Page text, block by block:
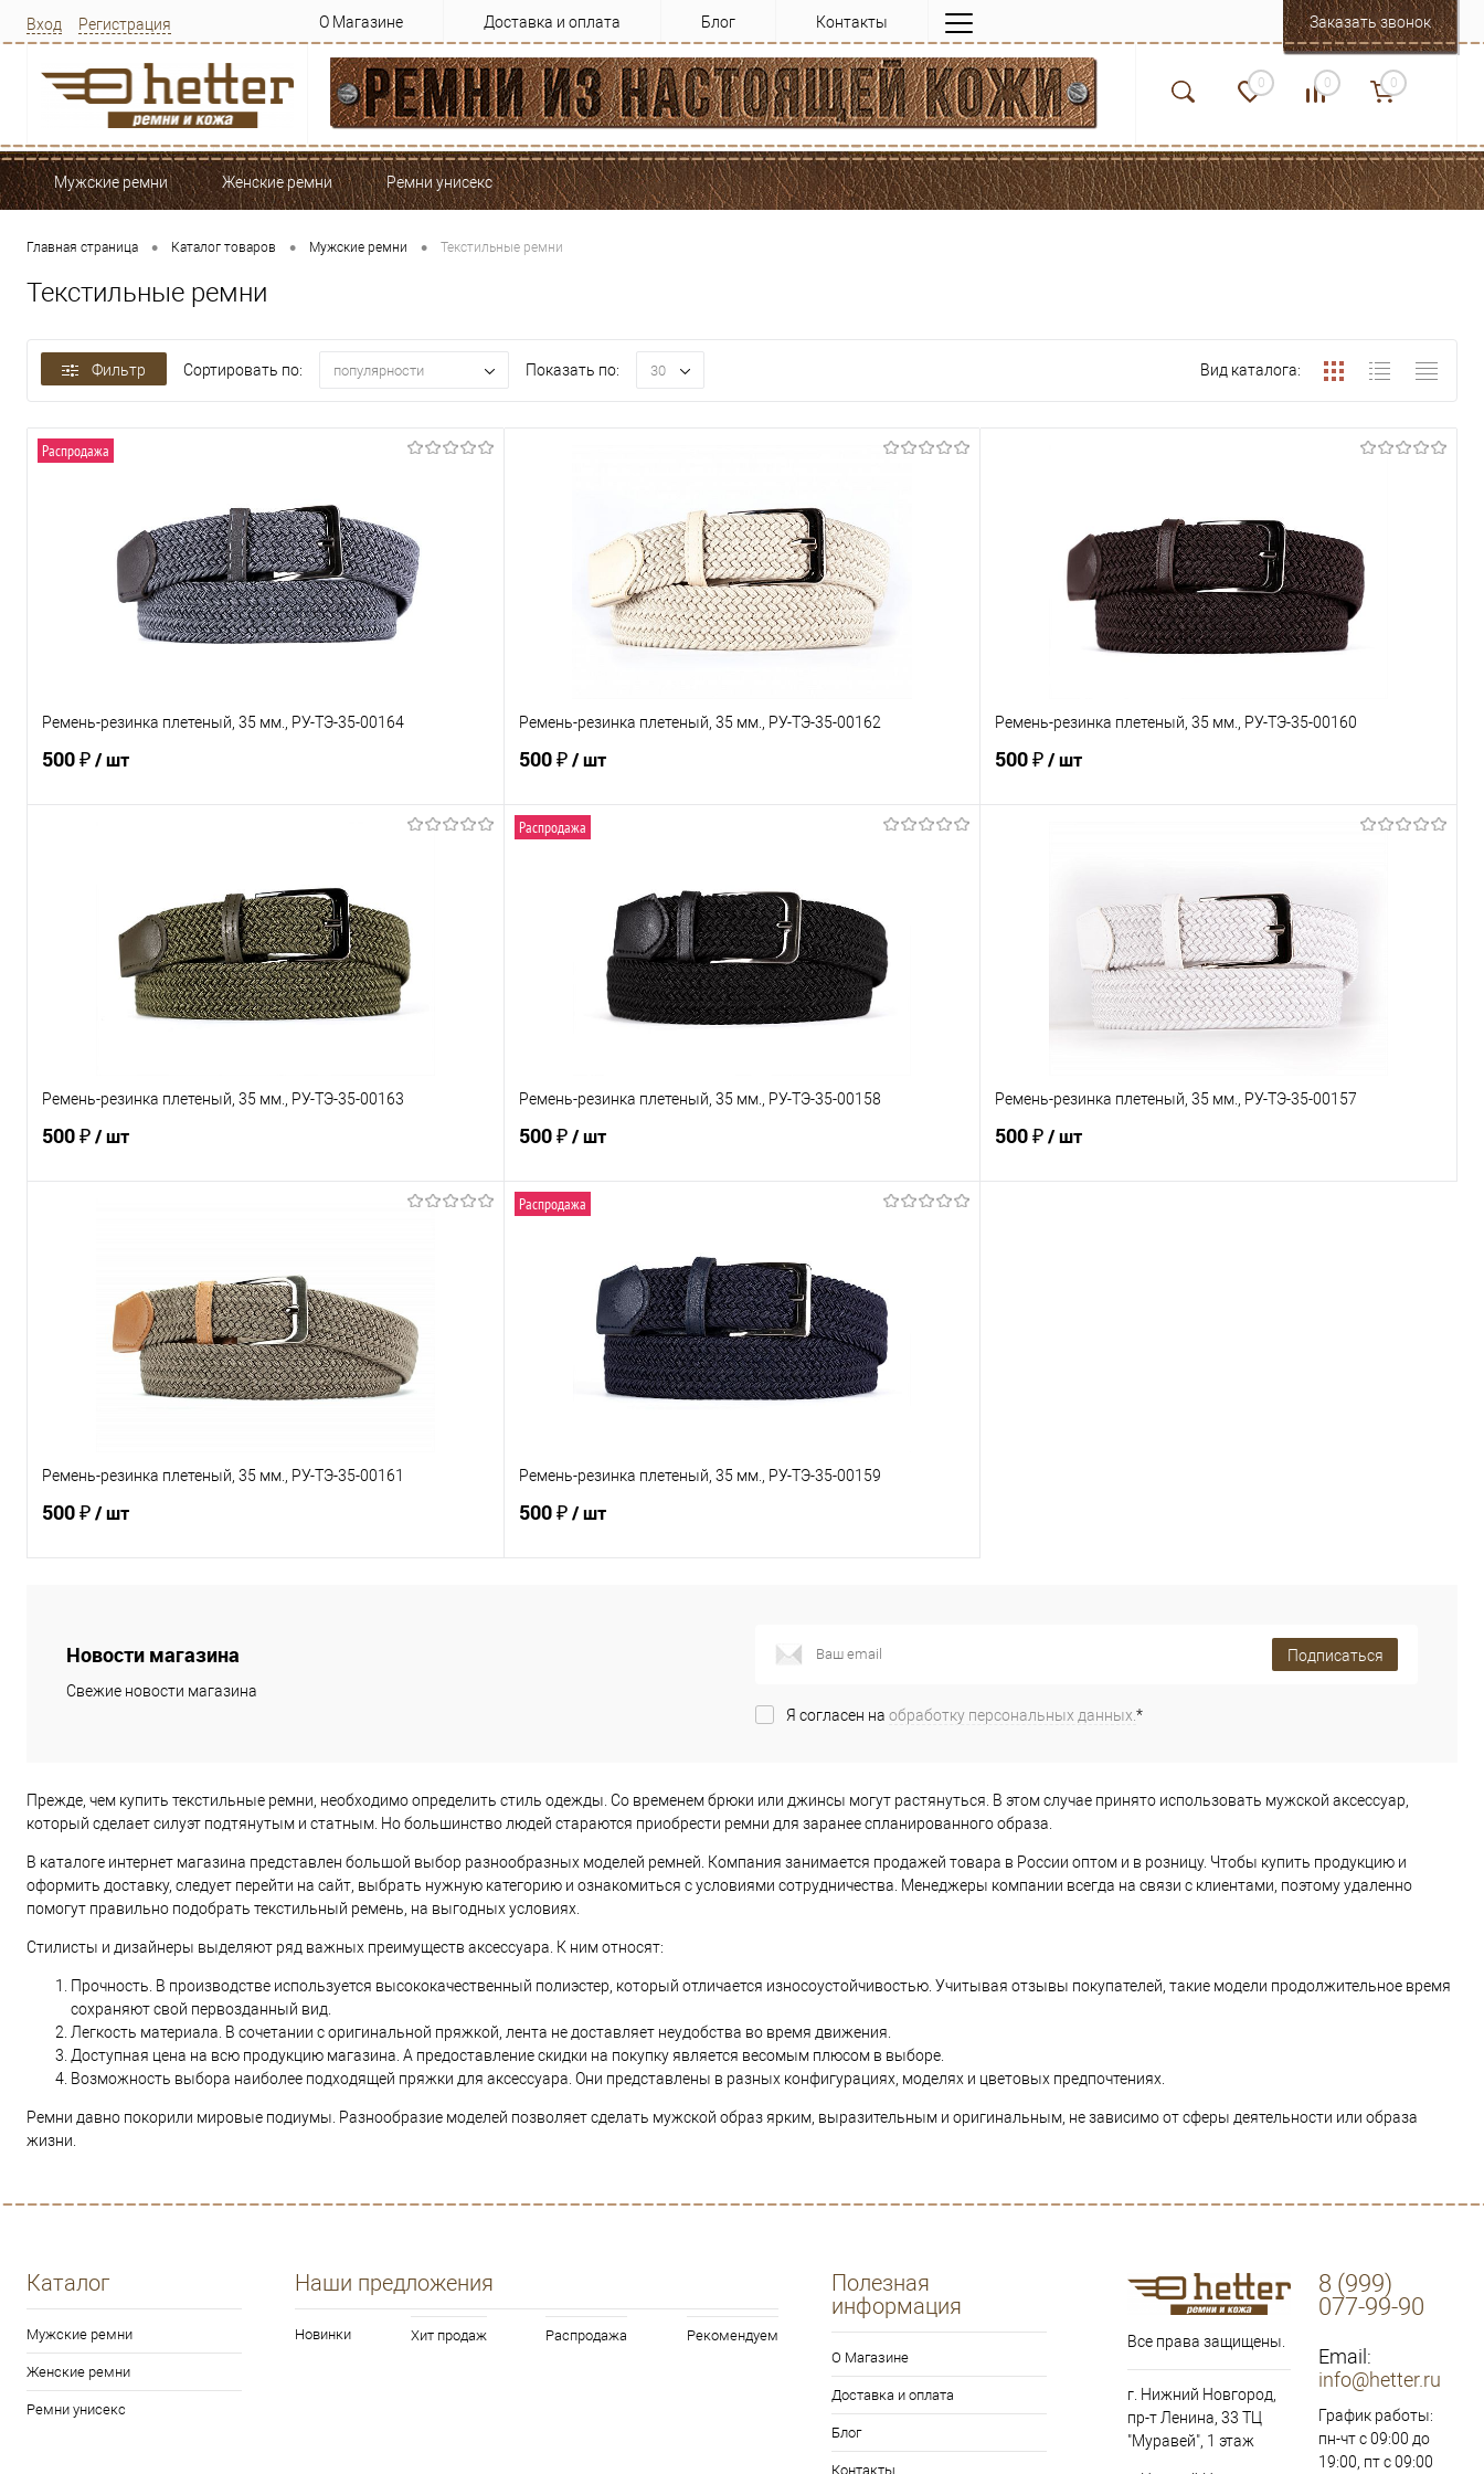
Вход Регистрация О Магазине Доставка и оплата Блог Контакты Заказать звонок
0 0 0
Мужские ремни Женские ремни Ремни унисекс
Главная страница • Каталог товаров • Мужские ремни • Текстильные ремни
Текстильные ремни
Фильтр Сортировать по: популярности Показать по: 30 Вид каталога:
Распродажа
Ремень-резинка плетеный, 35 мм., РУ-ТЭ-35-00164
500 ₽/ шт
Купить в 1 клик
Сравнение
В избранное
Под заказ
Характеристики
Ремень-резинка плетеный, 35 мм., РУ-ТЭ-35-00162
500 ₽/ шт
Купить в 1 клик
Сравнение
В избранное
Под заказ
Характеристики
Ремень-резинка плетеный, 35 мм., РУ-ТЭ-35-00160
500 ₽/ шт
Купить в 1 клик
Сравнение
Под заказ
Характеристики
Ремень-резинка плетеный, 35 мм., РУ-ТЭ-35-00163
500 ₽/ шт
Купить в 1 клик
Сравнение
В избранное
Под заказ
Характеристики
Распродажа
Ремень-резинка плетеный, 35 мм., РУ-ТЭ-35-00158
500 ₽/ шт
Купить в 1 клик
Сравнение
В избранное
Под заказ
Характеристики
Ремень-резинка плетеный, 35 мм., РУ-ТЭ-35-00157
500 ₽/ шт
Ремень-резинка плетеный, 35 мм., РУ-ТЭ-35-00161
500 ₽/ шт
Купить в 1 клик
В избранное
Распродажа
Ремень-резинка плетеный, 35 мм., РУ-ТЭ-35-00159
500 ₽/ шт
Сравнение
Новости магазина
Свежие новости магазина
Подписаться
Я согласен на обработку персональных данных. *
Прежде, чем купить текстильные ремни, необходимо определить стиль одежды. Со временем брюки или джинсы могут растянуться. В этом случае принято использовать мужской аксессуар,
который сделает силуэт подтянутым и статным. Но большинство людей стараются приобрести ремни для заранее спланированного образа.
В каталоге интернет магазина представлен большой выбор разнообразных моделей ремней. Компания занимается продажей товара в России оптом и в розницу. Чтобы купить продукцию и
оформить доставку, следует перейти на сайт, выбрать нужную категорию и ознакомиться с условиями сотрудничества. Менеджеры компании всегда на связи с клиентами, поэтому удаленно
помогут правильно подобрать текстильный ремень, на выгодных условиях.
Стилисты и дизайнеры выделяют ряд важных преимуществ аксессуара. К ним относят:
Прочность. В производстве используется высококачественный полиэстер, который отличается износоустойчивостью. Учитывая отзывы покупателей, такие модели продолжительное время
сохраняют свой первозданный вид.
Легкость материала. В сочетании с оригинальной пряжкой, лента не доставляет неудобства во время движения.
Доступная цена на всю продукцию магазина. А предоставление скидки на покупку является весомым плюсом в выборе.
Возможность выбора наиболее подходящей пряжки для аксессуара. Они представлены в разных конфигурациях, моделях и цветовых предпочтениях.
Ремни давно покорили мировые подиумы. Разнообразие моделей позволяет сделать мужской образ ярким, выразительным и оригинальным, не зависимо от сферы деятельности или образа
жизни.
Каталог
Мужские ремни
Женские ремни
Ремни унисекс
Наши предложения
Новинки Хит продаж Распродажа Рекомендуем
Полезная
информация
О Магазине
Доставка и оплата
Блог
Контакты
Все права защищены.
г. Нижний Новгород,
пр-т Ленина, 33 ТЦ
"Муравей", 1 этаж
8 (999)
077-99-90
Email:
info@hetter.ru
График работы:
пн-чт с 09:00 до
19:00, пт с 09:00